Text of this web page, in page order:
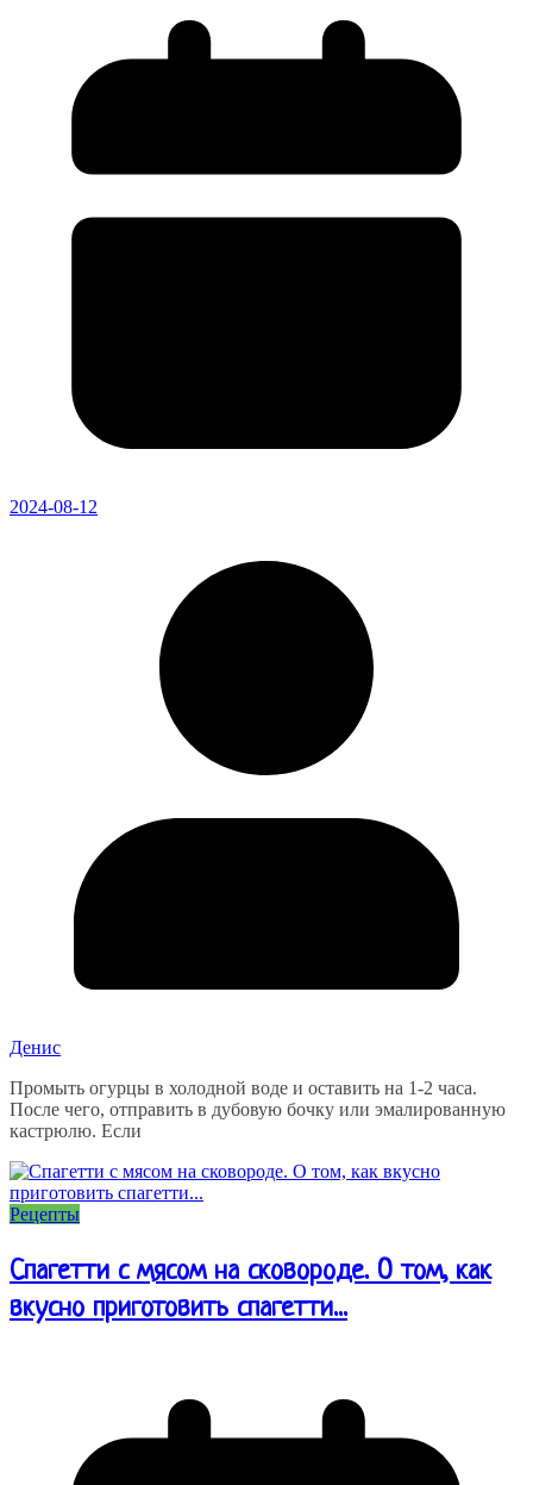
2024-08-12
Денис
Промыть огурцы в холодной воде и оставить на 1-2 часа.
После чего, отправить в дубовую бочку или эмалированную
кастрюлю. Если
Рецепты
Спагетти с мясом на сковороде. О том, как
вкусно приготовить спагетти...